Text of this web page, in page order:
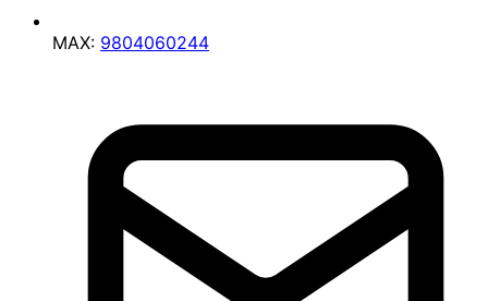
MAX: 9804060244